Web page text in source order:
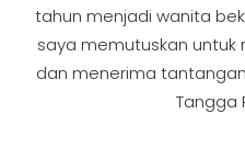
tahun menjadi wanita
saya memutuskan untuk
dan menerima
Tangga